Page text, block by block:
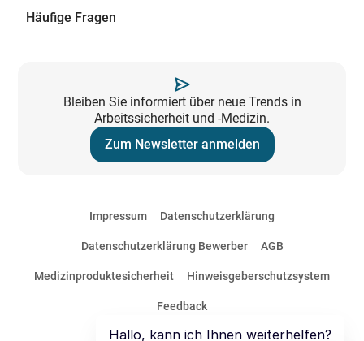
Häufige Fragen
Bleiben Sie informiert über neue Trends in
Arbeitssicherheit und -Medizin.
Zum Newsletter anmelden
Impressum Datenschutzerklärung
Datenschutzerklärung Bewerber AGB
Medizinproduktesicherheit Hinweisgeberschutzsystem
Feedback